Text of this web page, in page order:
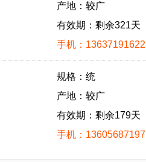
产地：较广
有效期：剩余321天
手机：13637191622
规格：统
产地：较广
有效期：剩余179天
手机：13605687197